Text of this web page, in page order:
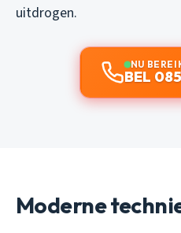
uitdrogen.
NU
BEL
Moderne